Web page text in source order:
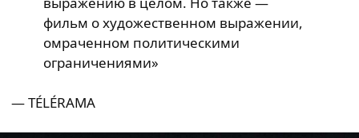
фильм о художественном выражении,
омраченном политическими
ограничениями»
— TÉLÉRAMA